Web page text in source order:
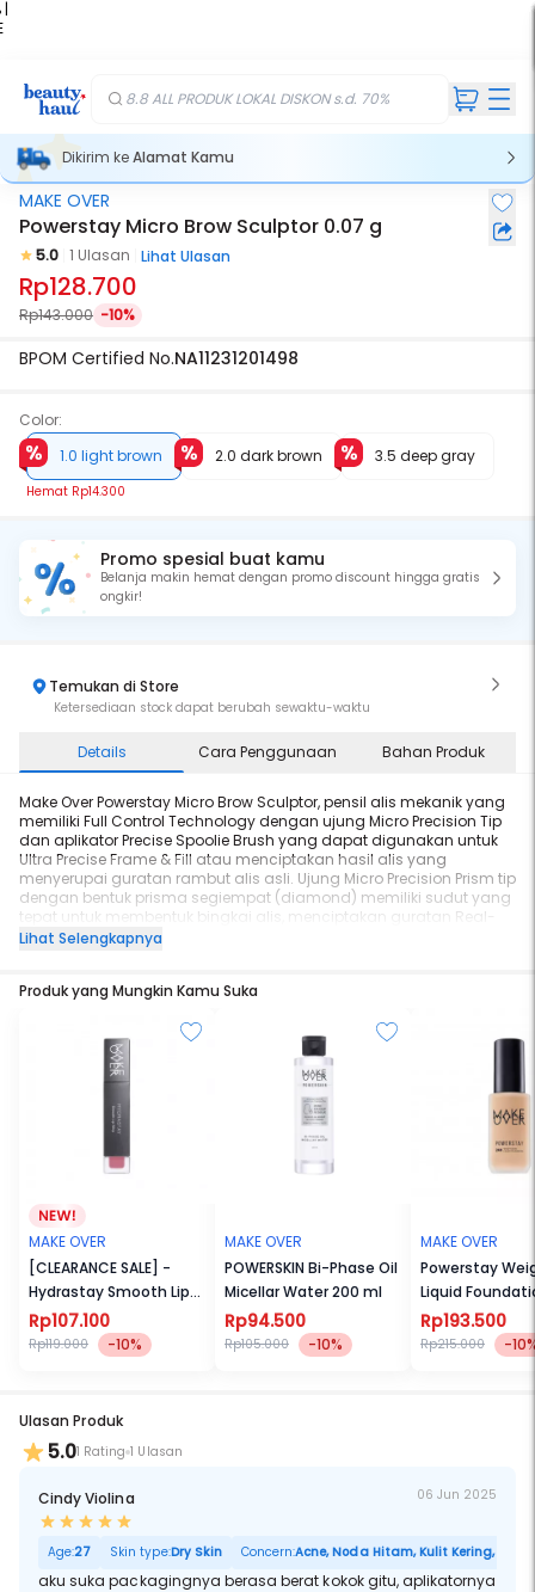
|
8.8 ALL PRODUK LOKAL DISKON s.d. 70%
Dikirim keAlamat Kamu
MAKE OVER
Powerstay Micro Brow Sculptor 0.07 g
5.0 1 Ulasan Lihat Ulasan
Rp128.700
Rp143.000 -10%
BPOM Certified No.NA11231201498
Color:
1.0 light brown
Hemat Rp14.300
2.0 dark brown 3.5 deep gray
Promo spesial buat kamu
Belanja makin hemat dengan promo discount hingga gratis
ongkir!
Temukan di Store
Ketersediaan stock dapat berubah sewaktu-waktu
Details Cara Penggunaan Bahan Produk
Make Over Powerstay Micro Brow Sculptor, pensil alis mekanik yang
memiliki Full Control Technology dengan ujung Micro Precision Tip
dan aplikator Precise Spoolie Brush yang dapat digunakan untuk
Ultra Precise Frame & Fill atau menciptakan hasil alis yang
menyerupai guratan rambut alis asli. Ujung Micro Precision Prism tip
dengan bentuk prisma segiempat (diamond) memiliki sudut yang
tepat untuk membentuk bingkai alis, menciptakan guratan Real-
Hair Strokes dengan ketipisan 0,2 mm, dan mengisi area alis yang
kosong dan tetap menjaga bentuk bingkai alis. Diformulasikan
mudah dibaurkan di semua tipe rambut alis menghindari hasil
alis yang terlalu blocking. Dapatkan hasil akhir yang tahan lama
hingga 24 jam dengan 24H Long-lasting dan kekuatan waterproof,
smudge proof, dan sweatproof. Tersedia dalam 3 variasi warna
yang disesuaikan dengan warna rambut dan dapat digunakan
untuk berbagai macam looks dari natural hingga bold.
Lihat Selengkapnya
Produk yang Mungkin Kamu Suka
MAKE OVER
[CLEARANCE SALE] -
Hydrastay Smooth Lip
Whip 6.5 g
Rp107.100
Rp119.000 -10%
MAKE OVER
POWERSKIN Bi-Phase Oil
Micellar Water 200 ml
Rp94.500
Rp105.000 -10%
MAKE OVER
Powerstay
Liquid
Rp193.500
Rp215.000 -
Ulasan Produk
5.01 Rating 1 Ulasan
Cindy Violina 06 Jun 2025
Age:27 Skin type:Dry Skin Concern:Acne, Noda Hitam, Kulit Kering,
aku suka packagingnya berasa berat kokok gitu, aplikatornya